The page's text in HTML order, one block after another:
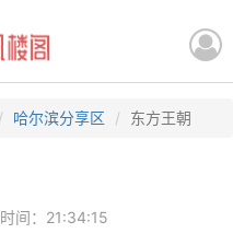
哈尔滨分享区 东方王朝
时间：21:34:15